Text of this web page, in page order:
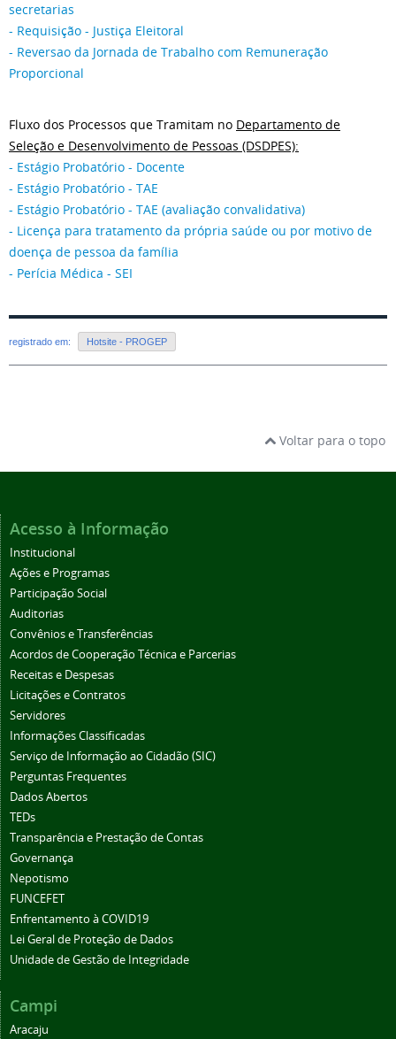
secretarias
- Requisição - Justiça Eleitoral
- Reversao da Jornada de Trabalho com Remuneração
Proporcional
Fluxo dos Processos que Tramitam no Departamento de
Seleção e Desenvolvimento de Pessoas (DSDPES):
- Estágio Probatório - Docente
- Estágio Probatório - TAE
- Estágio Probatório - TAE (avaliação convalidativa)
- Licença para tratamento da própria saúde ou por motivo de
doença de pessoa da família
- Perícia Médica - SEI
registrado em: Hotsite - PROGEP
Voltar para o topo
Acesso à Informação
Institucional
Ações e Programas
Participação Social
Auditorias
Convênios e Transferências
Acordos de Cooperação Técnica e Parcerias
Receitas e Despesas
Licitações e Contratos
Servidores
Informações Classificadas
Serviço de Informação ao Cidadão (SIC)
Perguntas Frequentes
Dados Abertos
TEDs
Transparência e Prestação de Contas
Governança
Nepotismo
FUNCEFET
Enfrentamento à COVID19
Lei Geral de Proteção de Dados
Unidade de Gestão de Integridade
Campi
Aracaju